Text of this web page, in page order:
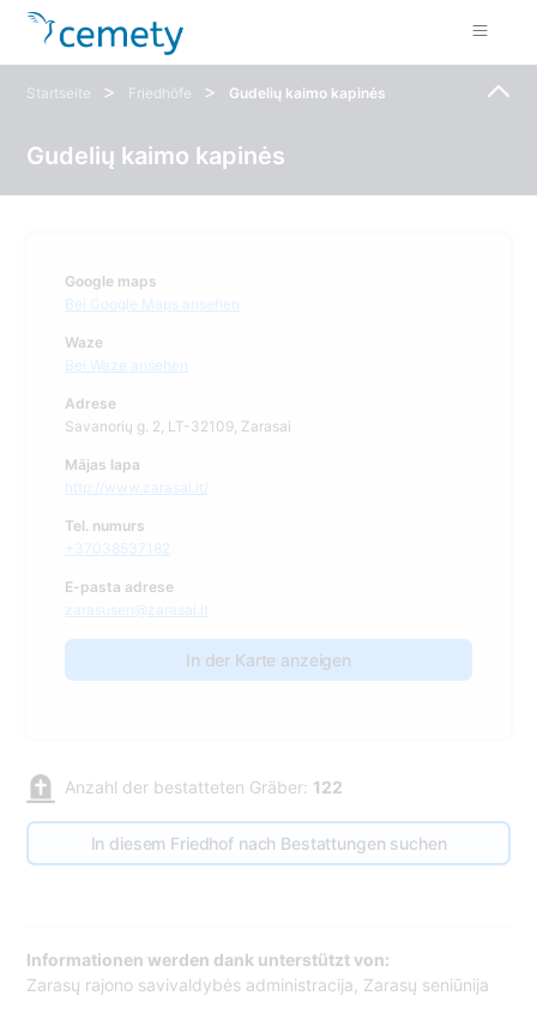
Startseite > Friedhöfe > Gudelių kaimo kapinės
Gudelių kaimo kapinės
Google maps
Bei Google Maps ansehen
Waze
Bei Waze ansehen
Adrese
Savanorių g. 2, LT-32109, Zarasai
Mājas lapa
http://www.zarasai.lt/
Tel. numurs
+37038537182
E-pasta adrese
zarasusen@zarasai.lt
In der Karte anzeigen
Anzahl der bestatteten Gräber: 122
In diesem Friedhof nach Bestattungen suchen
Informationen werden dank unterstützt von:
Zarasų rajono savivaldybės administracija, Zarasų seniūnija